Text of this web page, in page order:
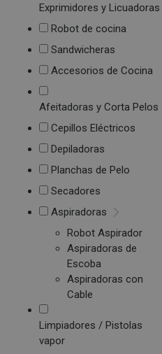
Exprimidores y Licuadoras
Robot de cocina
Sandwicheras
Accesorios de Cocina
Afeitadoras y Corta Pelos
Cepillos Eléctricos
Depiladoras
Planchas de Pelo
Secadores
Aspiradoras
Robot Aspirador
Aspiradoras de
Escoba
Aspiradoras con
Cable
Limpiadores / Pistolas
vapor